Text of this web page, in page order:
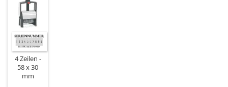
4 Zeilen
58 x 30
mm